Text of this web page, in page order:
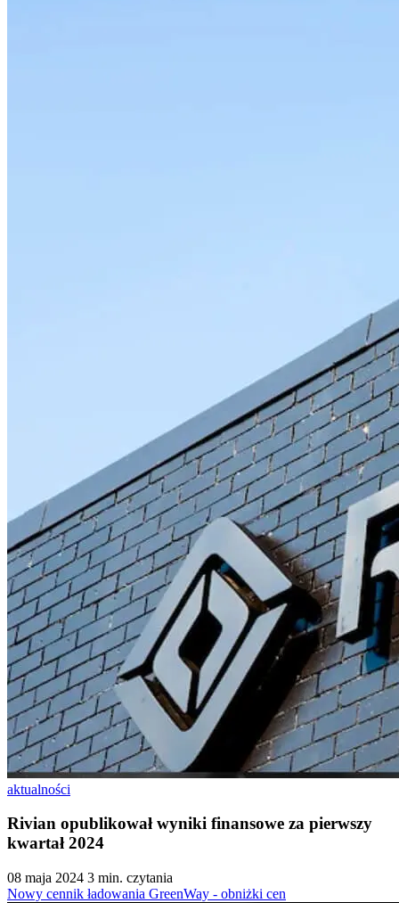
aktualności
Rivian opublikował wyniki finansowe za pierwszy
kwartał 2024
08 maja 2024 3 min. czytania
Nowy cennik ładowania GreenWay - obniżki cen